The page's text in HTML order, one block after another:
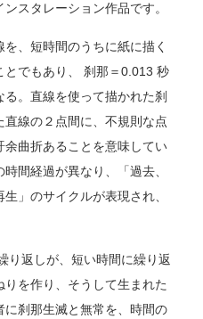
スタレーション作品です。
、短時間のうちに紙に描く
とでもあり、 刹那＝0.013 秒
。直線を使って描かれた刹
線の２点間に、不規則な点
曲折あることを意味してい
間経過が異なり、「過去、
」のサイクルが表現され、
り返しが、短い時間に繰り返
を作り、そうして生まれた
刹那生滅と無常を、時間の